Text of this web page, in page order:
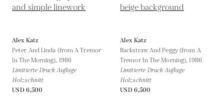
Alex Katz
Peter And Linda (from A Tremor
In The Morning), 1986
Limitierte Druck Auflage
Holzschnitt
USD 6,500
Alex Katz
Rackstraw And Peggy (from A
Tremor In The Morning),1986
Limitierte Druck Auflage
Holzschnitt
USD 6,500